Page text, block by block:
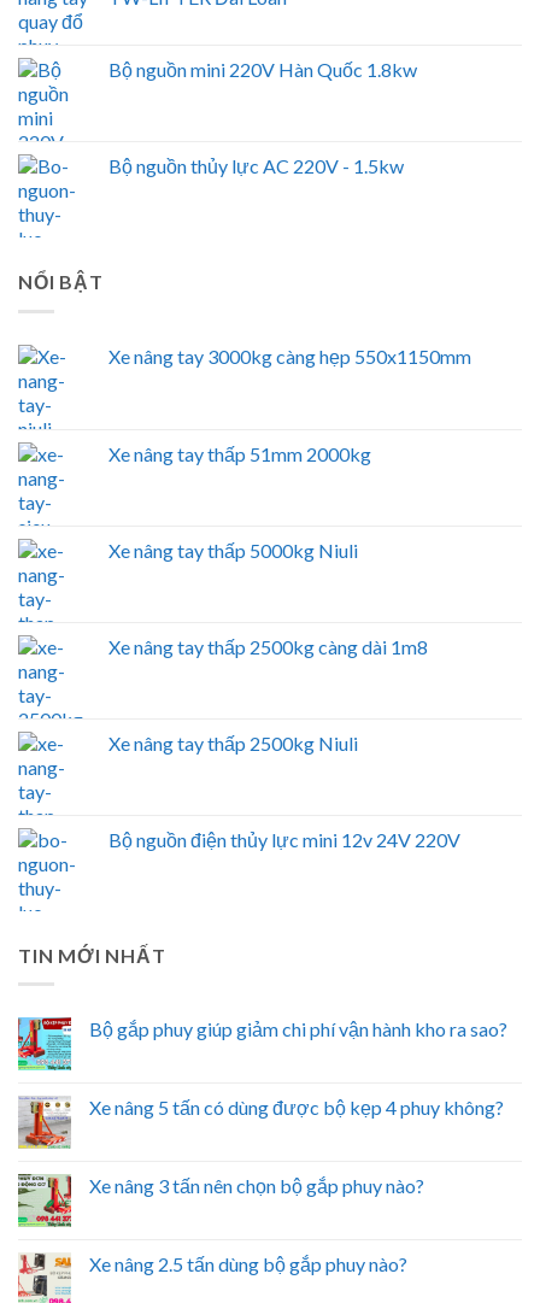
Bộ nguồn mini 220V Hàn Quốc 1.8kw
Bộ nguồn thủy lực AC 220V - 1.5kw
NỔI BẬT
Xe nâng tay 3000kg càng hẹp 550x1150mm
Xe nâng tay thấp 51mm 2000kg
Xe nâng tay thấp 5000kg Niuli
Xe nâng tay thấp 2500kg càng dài 1m8
Xe nâng tay thấp 2500kg Niuli
Bộ nguồn điện thủy lực mini 12v 24V 220V
TIN MỚI NHẤT
Bộ gắp phuy giúp giảm chi phí vận hành kho ra sao?
Xe nâng 5 tấn có dùng được bộ kẹp 4 phuy không?
Xe nâng 3 tấn nên chọn bộ gắp phuy nào?
Xe nâng 2.5 tấn dùng bộ gắp phuy nào?